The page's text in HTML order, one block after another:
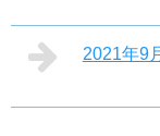
2021年9